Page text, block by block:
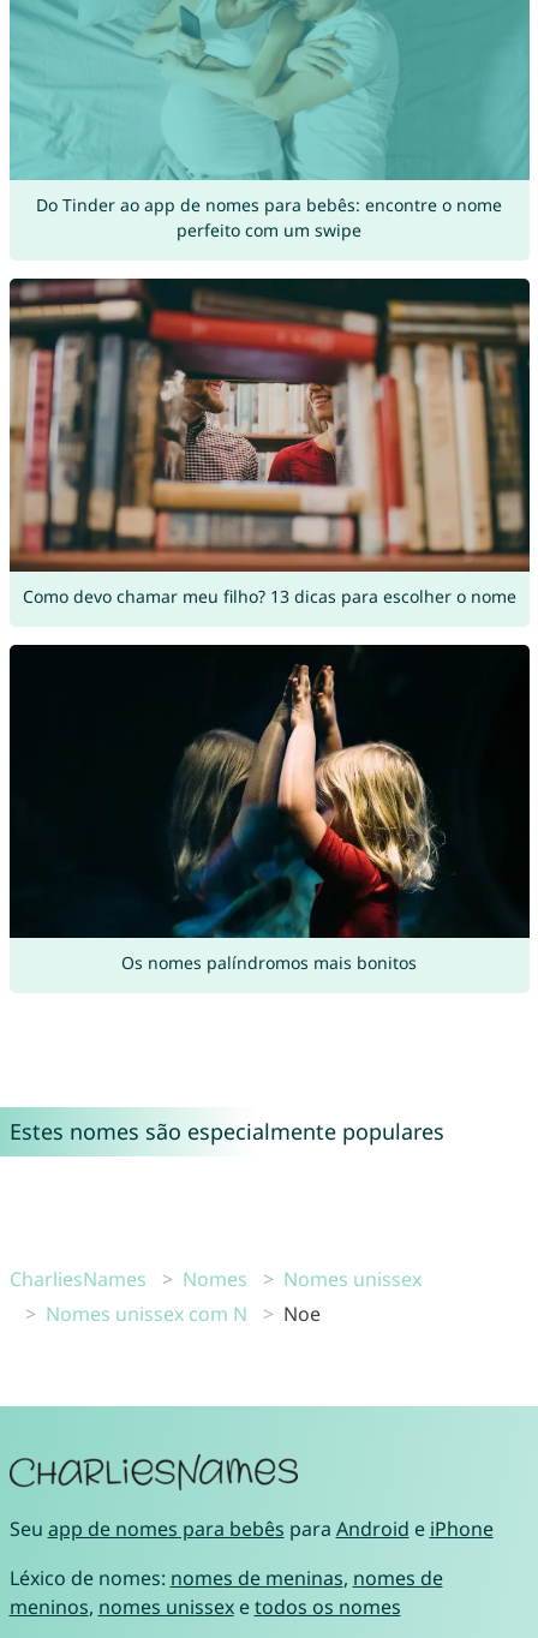
Do Tinder ao app de nomes para bebês: encontre o nome
perfeito com um swipe
Como devo chamar meu filho? 13 dicas para escolher o nome
Os nomes palíndromos mais bonitos
Estes nomes são especialmente populares
CharliesNames Nomes
Nomes unissex
Nomes unissex com N
Noe
Seu app de nomes para bebês para Android e iPhone
Léxico de nomes: nomes de meninas, nomes de
meninos, nomes unissexetodos os nomes